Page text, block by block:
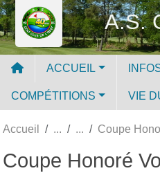
A.S.
ACCUEIL
COMPÉTITIONS VIE
Accueil Coupe
Coupe Honoré
Panneau de gestion des cookies